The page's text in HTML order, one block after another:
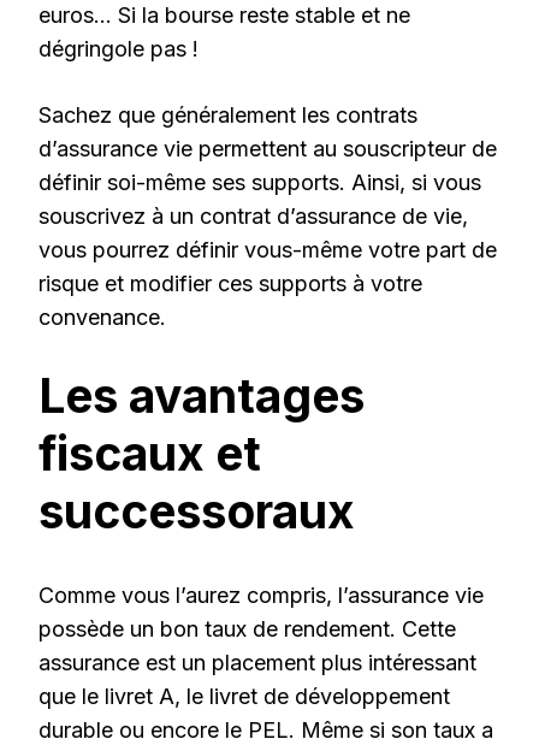
euros… Si la bourse reste stable et ne
dégringole pas !
Sachez que généralement les contrats
d’assurance vie permettent au souscripteur de
définir soi-même ses supports. Ainsi, si vous
souscrivez à un contrat d’assurance de vie,
vous pourrez définir vous-même votre part de
risque et modifier ces supports à votre
convenance.
Les avantages
fiscaux et
successoraux
Comme vous l’aurez compris, l’assurance vie
possède un bon taux de rendement. Cette
assurance est un placement plus intéressant
que le livret A, le livret de développement
durable ou encore le PEL. Même si son taux a